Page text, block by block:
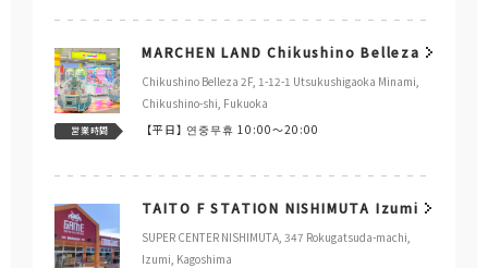
MARCHEN LAND Chikushino Belleza
Chikushino Belleza 2F, 1-12-1 Utsukushigaoka Minami,
Chikushino-shi, Fukuoka
営業時間 【平日】 연중무휴 10:00～20:00
TAITO F STATION NISHIMUTA Izumi
SUPER CENTER NISHIMUTA, 347 Rokugatsuda-machi,
Izumi, Kagoshima